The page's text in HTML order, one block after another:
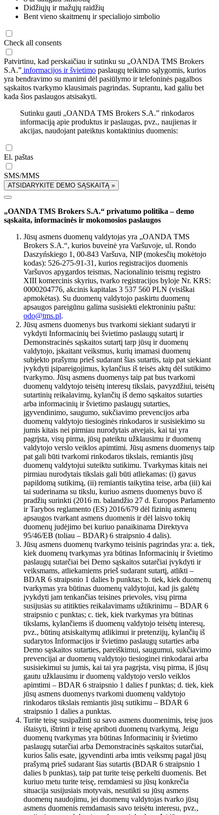
Didžiųjų ir mažųjų raidžių
Bent vieno skaitmenų ir specialiojo simbolio
Check all consents
Patvirtinu, kad perskaičiau ir sutinku su „OANDA TMS Brokers
S.A.” informacijos ir švietimo paslaugų teikimo sąlygomis, kurios
yra bendravimo su manimi dėl pasiūlymo ir telefoninės pagalbos
sąskaitos tvarkymo klausimais pagrindas. Suprantu, kad galiu bet
kada šios paslaugos atsisakyti.
Sutinku gauti „OANDA TMS Brokers S.A.” rinkodaros
informaciją apie produktus ir paslaugas, pvz., naujienas ir
akcijas, naudojant pateiktus kontaktinius duomenis:
El. paštas
SMS/MMS
ATSIDARYKITE DEMO SĄSKAITĄ »
„OANDA TMS Brokers S.A.“ privatumo politika – demo
sąskaita, informacinės ir mokomosios paslaugos
Jūsų asmens duomenų valdytojas yra „OANDA TMS
Brokers S.A.“, kurios buveinė yra Varšuvoje, ul. Rondo
Daszyńskiego 1, 00-843 Varšuva, NIP (mokesčių mokėtojo
kodas): 526-275-91-31, kurios registracijos duomenis
Varšuvos apygardos teismas, Nacionalinio teismų registro
XIII komercinis skyrius, tvarko registracijos byloje Nr. KRS:
0000204776, akcinis kapitalas 3 537 560 PLN (visiškai
apmokėtas). Su duomenų valdytojo paskirtu duomenų
apsaugos pareigūnu galima susisiekti elektroniniu paštu:
odo@tms.pl.
Jūsų asmens duomenys bus tvarkomi siekiant sudaryti ir
vykdyti Informacinių bei švietimo paslaugų sutartį ir
Demonstracinės sąskaitos sutartį tarp jūsų ir duomenų
valdytojo, įskaitant veiksmus, kurių imamasi duomenų
subjekto prašymu prieš sudarant šias sutartis, taip pat siekiant
įvykdyti įsipareigojimus, kylančius iš teisės aktų dėl sutikimo
tvarkymo. Jūsų asmens duomenys taip pat bus tvarkomi
duomenų valdytojo teisėtų interesų tikslais, pavyzdžiui, teisėtų
sutartinių reikalavimų, kylančių iš demo sąskaitos sutarties
arba informacinių ir švietimo paslaugų sutarties,
įgyvendinimo, saugumo, sukčiavimo prevencijos arba
duomenų valdytojo tiesioginės rinkodaros ir susisiekimo su
jumis kitais nei pirmiau nurodytais atvejais, kai tai yra
pagrįsta, visų pirma, jūsų pateiktu užklausimu ir duomenų
valdytojo verslo veiklos apimtimi. Jūsų asmens duomenys taip
pat gali būti tvarkomi rinkodaros tikslais, remiantis jūsų
duomenų valdytojui suteiktu sutikimu. Tvarkymas kitais nei
pirmiau nurodytais tikslais gali būti atliekamas: (i) gavus
papildomą sutikimą, (ii) remiantis taikytina teise, arba (iii) kai
tai suderinama su tikslu, kuriuo asmens duomenys buvo iš
pradžių surinkti (2016 m. balandžio 27 d. Europos Parlamento
ir Tarybos reglamento (ES) 2016/679 dėl fizinių asmenų
apsaugos tvarkant asmens duomenis ir dėl laisvo tokių
duomenų judėjimo bei kuriuo panaikinama Direktyva
95/46/EB (toliau – BDAR) 6 straipsnio 4 dalis).
Jūsų asmens duomenų tvarkymo teisinis pagrindas yra: a. tiek,
kiek duomenų tvarkymas yra būtinas Informacinių ir švietimo
paslaugų sutarčiai bei Demo sąskaitos sutarčiai įvykdyti ir
veiksmams, atliekamiems prieš sudarant sutartį, atlikti –
BDAR 6 straipsnio 1 dalies b punktas; b. tiek, kiek duomenų
tvarkymas yra būtinas duomenų valdytojui, kad jis galėtų
įvykdyti jam tenkančias teisines prievoles, visų pirma
susijusias su atitikties reikalavimams užtikrinimu – BDAR 6
straipsnio c punktas; c. tiek, kiek tvarkymas yra būtinas
tikslams, kylančiems iš duomenų valdytojo teisėtų interesų,
pvz., būtinų atsiskaitymų atlikimui ir pretenzijų, kylančių iš
sudarytos Informacijos ir švietimo paslaugų sutarties arba
Demo sąskaitos sutarties, pareiškimui, saugumui, sukčiavimo
prevencijai ar duomenų valdytojo tiesioginei rinkodarai arba
susisiekimui su jumis, kai tai yra pagrįsta, visų pirma, iš jūsų
gautu užklausimu ir duomenų valdytojo verslo veiklos
apimtimi – BDAR 6 straipsnio 1 dalies f punktas; d. tiek, kiek
jūsų asmens duomenys tvarkomi duomenų valdytojo
rinkodaros tikslais remiantis jūsų sutikimu – BDAR 6
straipsnio 1 dalies a punktas.
Turite teisę susipažinti su savo asmens duomenimis, teisę juos
ištaisyti, ištrinti ir teisę apriboti duomenų tvarkymą. Jeigu
duomenų tvarkymas yra būtinas Informacinių ir švietimo
paslaugų sutarčiai arba Demonstracinės sąskaitos sutarčiai,
kurios šalis esate, įgyvendinti arba imtis veiksmų pagal jūsų
prašymą prieš sudarant šias sutartis (BDAR 6 straipsnio 1
dalies b punktas), taip pat turite teisę perkelti duomenis. Bet
kuriuo metu turite teisę, remdamiesi su jūsų konkrečia
situacija susijusiais motyvais, nesutikti su jūsų asmens
duomenų naudojimu, jei duomenų valdytojas tvarko jūsų
asmens duomenis remdamasis savo teisėtu interesu, pvz.,